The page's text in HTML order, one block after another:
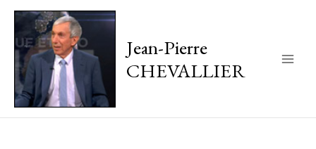
Jean-Pierre
CHEVALLIER